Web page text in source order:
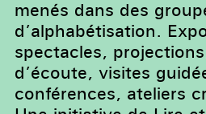
menés dans des
d’alphabétisation.
spectacles,
d’écoute, visites
conférences, ateliers